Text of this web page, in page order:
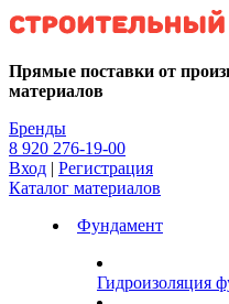
Kg
Прямые поставки от
материалов
Бренды
8 920 276-19-00
Вход | Регистрация
Каталог материалов
Фундамент
Гидроизоляция